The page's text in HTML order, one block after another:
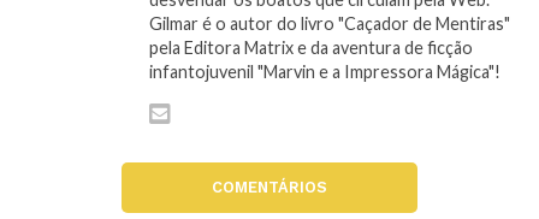
Gilmar é o autor do livro "Caçador de Mentiras"
pela Editora Matrix e da aventura de ficção
infantojuvenil "Marvin e a Impressora Mágica"!
COMENTÁRIOS